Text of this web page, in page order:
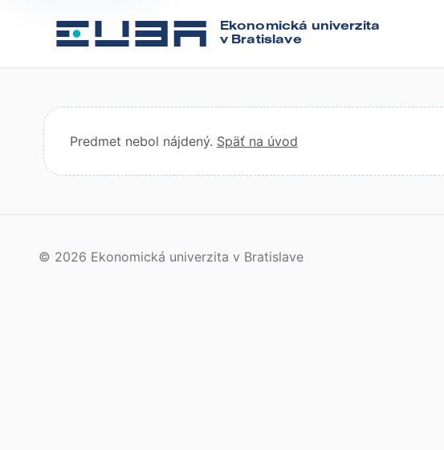
Ekonomická univerzita
v Bratislave
Predmet nebol nájdený. Späť na úvod
© 2026 Ekonomická univerzita v Bratislave